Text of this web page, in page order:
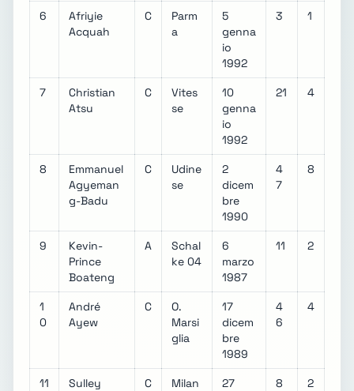
6
Afriyie
Acquah
C
Parm
a
5
genna
io
1992
3 1
7
Christian
Atsu
C
Vites
se
10
genna
io
1992
21 4
8
Emmanuel
Agyeman
g-Badu
C
Udine
se
2
dicem
bre
1990
4
7
8
9
Kevin-
Prince
Boateng
A
Schal
ke 04
6
marzo
1987
11 2
1
0
André
Ayew
C
O.
Marsi
glia
17
dicem
bre
1989
4
6
4
11
Sulley
C Milan
27
8
2